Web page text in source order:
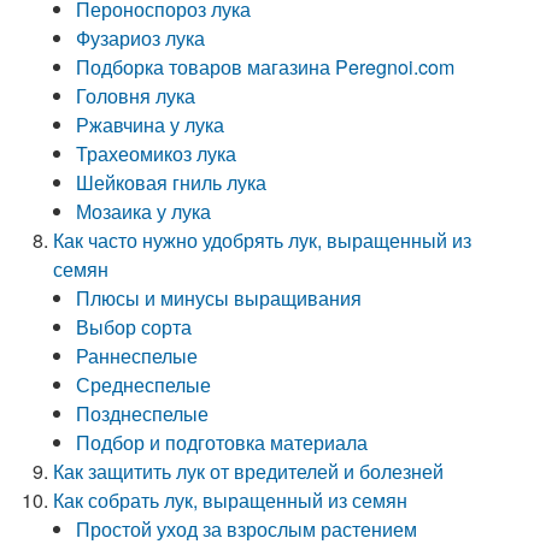
Пероноспороз лука
Фузариоз лука
Подборка товаров магазина Peregnoi.com
Головня лука
Ржавчина у лука
Трахеомикоз лука
Шейковая гниль лука
Мозаика у лука
Как часто нужно удобрять лук, выращенный из
семян
Плюсы и минусы выращивания
Выбор сорта
Раннеспелые
Среднеспелые
Позднеспелые
Подбор и подготовка материала
Как защитить лук от вредителей и болезней
Как собрать лук, выращенный из семян
Простой уход за взрослым растением